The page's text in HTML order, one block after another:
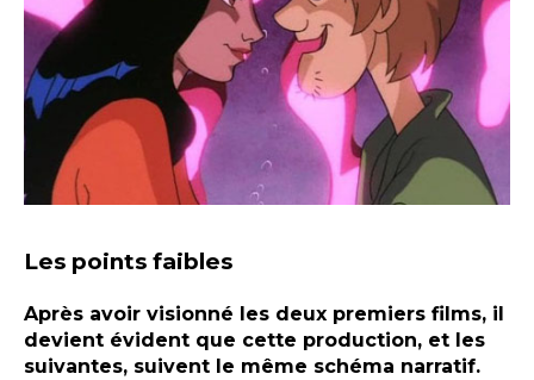
Les points faibles
Après avoir visionné les deux premiers films, il
devient évident que cette production, et les
suivantes, suivent le même schéma narratif.